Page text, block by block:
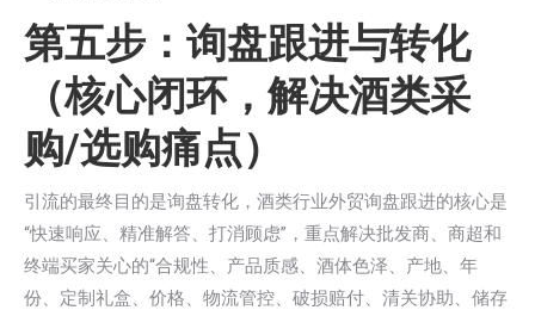
第五步：询盘跟进与转化
（核心闭环，解决酒类采
购/选购痛点）
引流的最终目的是询盘转化，酒类行业外贸询盘跟进的核心是
“快速响应、精准解答、打消顾虑”，重点解决批发商、商超和
终端买家关心的“合规性、产品质感、酒体色泽、产地、年
份、定制礼盒、价格、物流管控、破损赔付、清关协助、储存